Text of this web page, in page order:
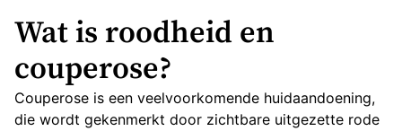
Wat is roodheid en
couperose?
Couperose is een veelvoorkomende huidaandoening,
die wordt gekenmerkt door zichtbare uitgezette rode